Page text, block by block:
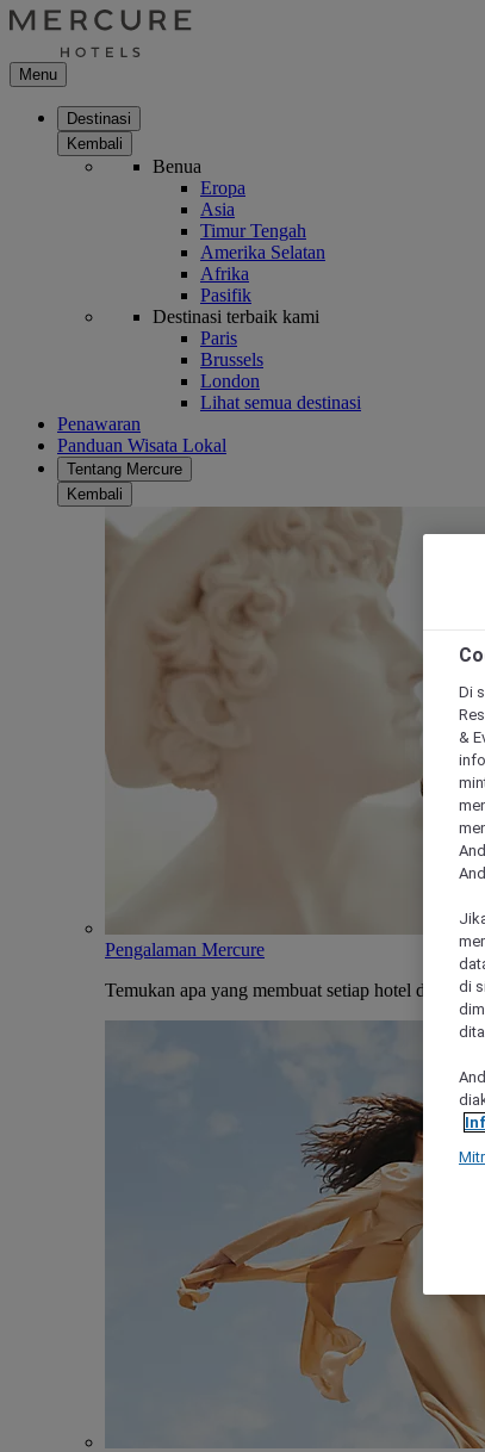
Menu
Destinasi
Kembali
Benua
Eropa
Asia
Timur Tengah
Amerika Selatan
Afrika
Pasifik
Destinasi terbaik kami
Paris
Brussels
London
Lihat semua destinasi
Penawaran
Panduan Wisata Lokal
Tentang Mercure
Kembali
Pengalaman Mercure
Temukan apa yang membuat setiap hotel dan
Di
&
di